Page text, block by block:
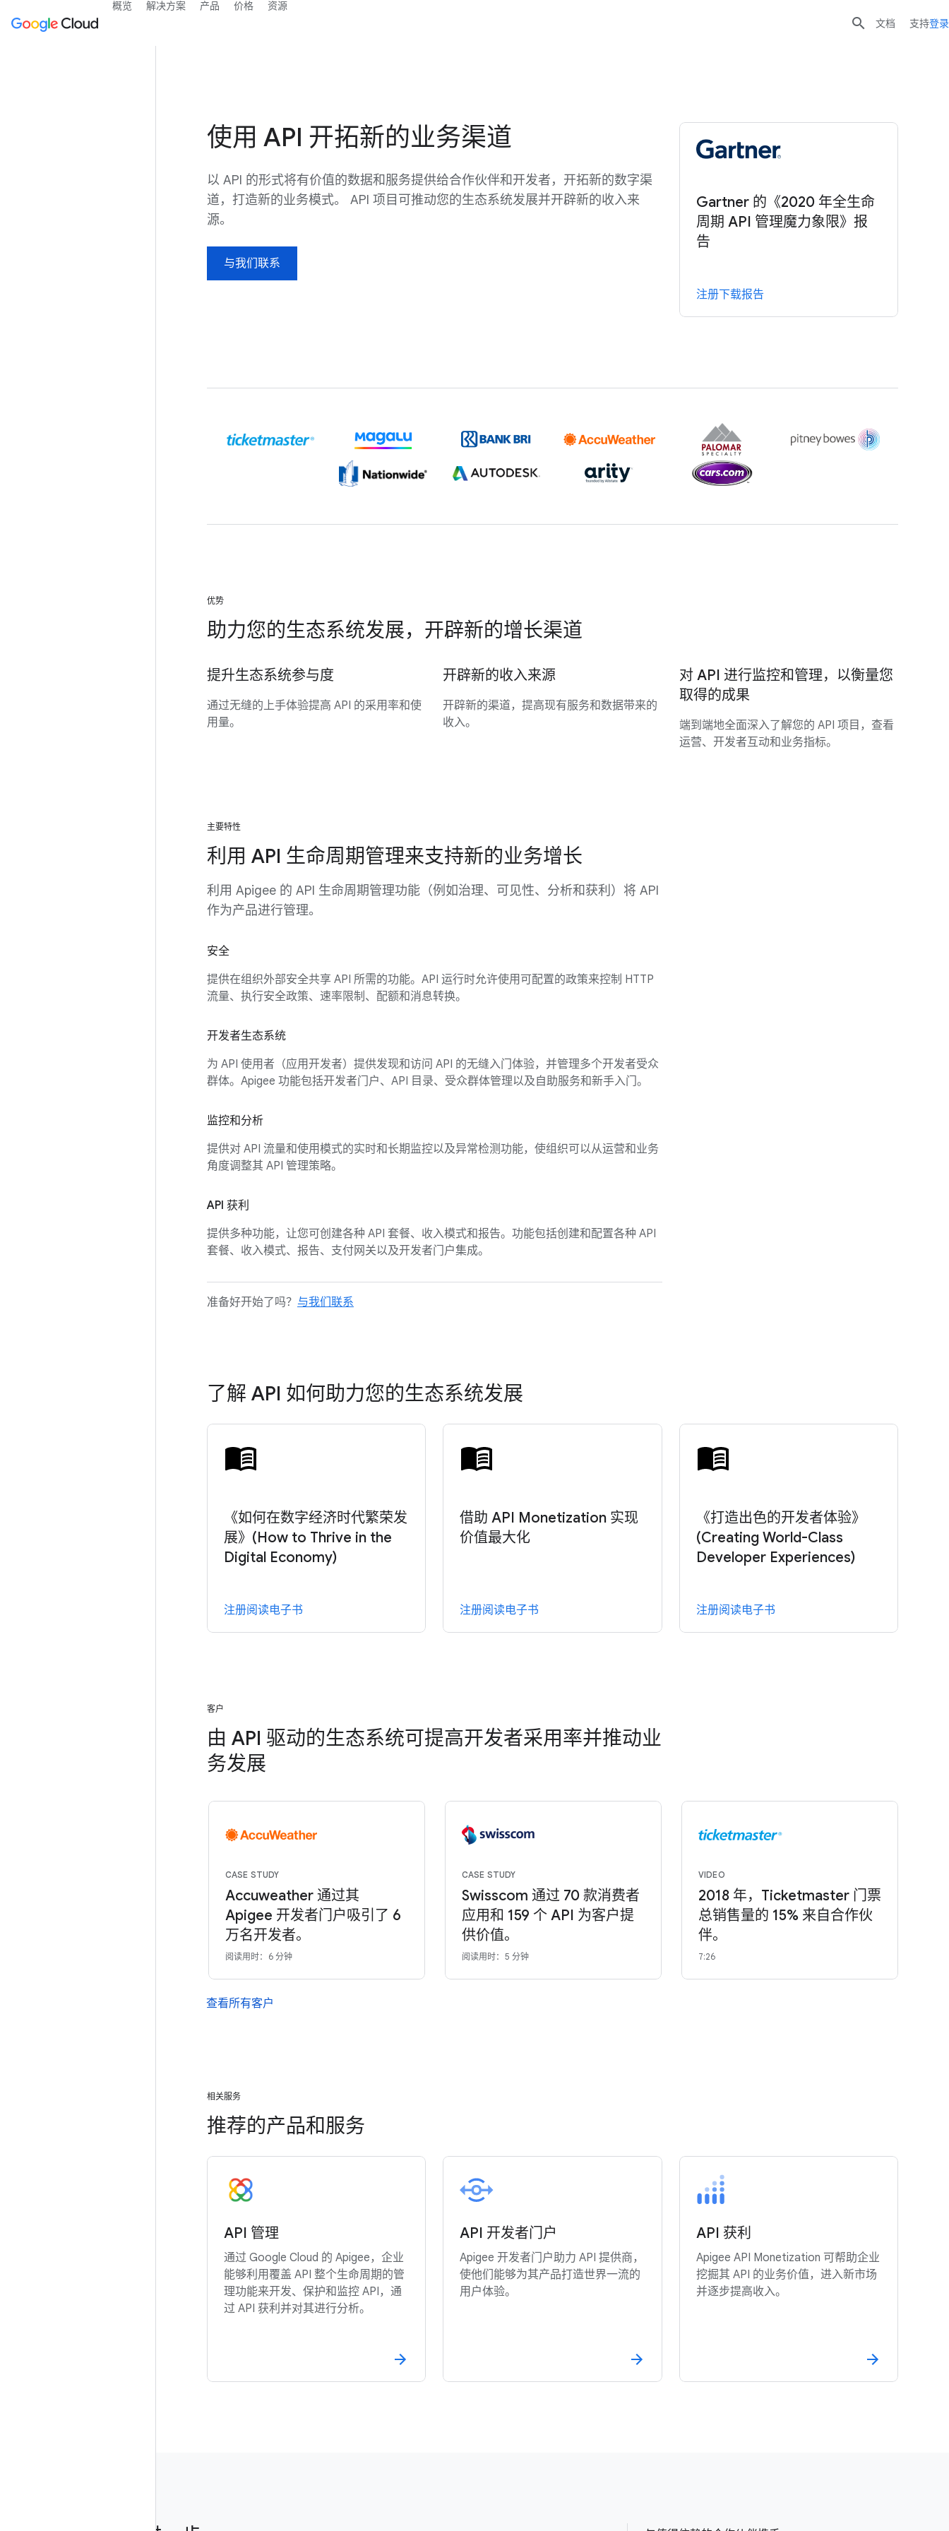
使用 API 开拓新的业务渠道
以 API 的形式将有价值的数据和服务提供给合作伙伴和开发者，开拓新的数字渠
道，打造新的业务模式。 API 项目可推动您的生态系统发展并开辟新的收入来
源。
与我们联系
Gartner 的《2020 年全生命
周期 API 管理魔力象限》报
告
注册下载报告
优势
助力您的生态系统发展，开辟新的增长渠道
提升生态系统参与度
通过无缝的上手体验提高 API 的采用率和使
用量。
开辟新的收入来源
开辟新的渠道，提高现有服务和数据带来的
收入。
对 API 进行监控和管理，以衡量您
取得的成果
端到端地全面深入了解您的 API 项目，查看
运营、开发者互动和业务指标。
主要特性
利用 API 生命周期管理来支持新的业务增长
利用 Apigee 的 API 生命周期管理功能（例如治理、可见性、分析和获利）将 API
作为产品进行管理。
安全
提供在组织外部安全共享 API 所需的功能。API 运行时允许使用可配置的政策来控制 HTTP
流量、执行安全政策、速率限制、配额和消息转换。
开发者生态系统
为 API 使用者（应用开发者）提供发现和访问 API 的无缝入门体验，并管理多个开发者受众
群体。Apigee 功能包括开发者门户、API 目录、受众群体管理以及自助服务和新手入门。
监控和分析
提供对 API 流量和使用模式的实时和长期监控以及异常检测功能，使组织可以从运营和业务
角度调整其 API 管理策略。
API 获利
提供多种功能，让您可创建各种 API 套餐、收入模式和报告。功能包括创建和配置各种 API
套餐、收入模式、报告、支付网关以及开发者门户集成。
准备好开始了吗？ 与我们联系
了解 API 如何助力您的生态系统发展
《如何在数字经济时代繁荣发
展》(How to Thrive in the
Digital Economy)
注册阅读电子书
借助 API Monetization 实现
价值最大化
注册阅读电子书
《打造出色的开发者体验》
(Creating World-Class
Developer Experiences)
注册阅读电子书
客户
由 API 驱动的生态系统可提高开发者采用率并推动业
务发展
CASE STUDY
Accuweather 通过其
Apigee 开发者门户吸引了 6
万名开发者。
阅读用时：6 分钟
CASE STUDY
Swisscom 通过 70 款消费者
应用和 159 个 API 为客户提
供价值。
阅读用时：5 分钟
VIDEO
2018 年，Ticketmaster 门票
总销售量的 15% 来自合作伙
伴。
7:26
查看所有客户
相关服务
推荐的产品和服务
API 管理
通过 Google Cloud 的 Apigee，企业
能够利用覆盖 API 整个生命周期的管
理功能来开发、保护和监控 API，通
过 API 获利并对其进行分析。
API 开发者门户
Apigee 开发者门户助力 API 提供商，
使他们能够为其产品打造世界一流的
用户体验。
API 获利
Apigee API Monetization 可帮助企业
挖掘其 API 的业务价值，进入新市场
并逐步提高收入。
概览 解决方案 产品 价格 资源
 文档 支持登录